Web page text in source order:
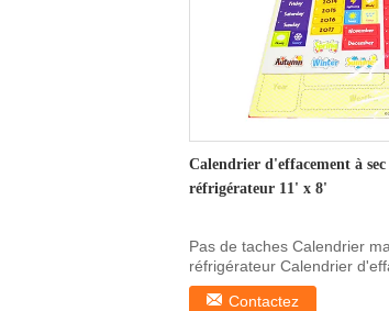
Calendrier d'effacement à
réfrigérateur 11' x 8'
Pas de taches Calendrier
réfrigérateur Calendrier
magnétique pour r...
Contactez